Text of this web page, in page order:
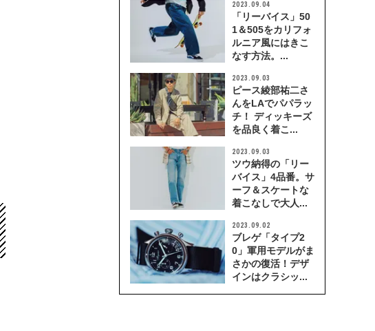
2023.09.04
「リーバイス」50
1＆505をカリフォ
ルニア風にはきこ
なす方法。...
2023.09.03
ピース綾部祐二さ
んをLAでパパラッ
チ！ ディッキーズ
を品良く着こ...
2023.09.03
ツウ納得の「リー
バイス」4品番。サ
ーフ＆スケートな
着こなしで大人...
2023.09.02
ブレゲ「タイプ2
0」軍用モデルがま
さかの復活！デザ
インはクラシッ...